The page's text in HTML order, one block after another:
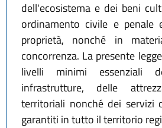
dell'ecosistema e dei beni
ordinamento civile e penale
proprietà, nonché in
concorrenza. La presente
livelli minimi essenziali
infrastrutture, delle
territoriali nonché dei servizi
garantiti in tutto il territorio